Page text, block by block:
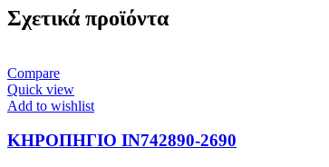
Σχετικά προϊόντα
Compare
Quick view
Add to wishlist
ΚΗΡΟΠΗΓΙΟ IN742890-2690